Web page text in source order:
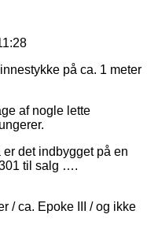
på ca. 1 meter
af nogle lette
det indbygget på en
til salg ….
/ ca. Epoke III / og ikke